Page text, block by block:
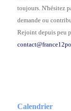
toujours. N'hésitez
demande ou
Rejoint depuis peu
Calendrier